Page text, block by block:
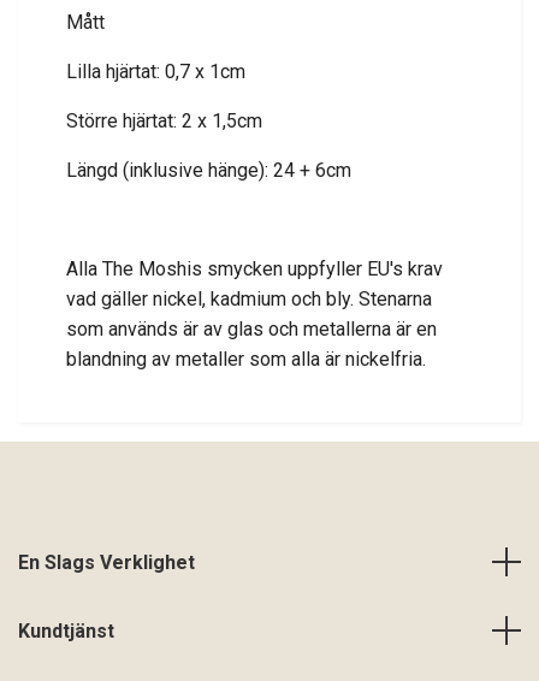
Mått
Lilla hjärtat: 0,7 x 1cm
Större hjärtat: 2 x 1,5cm
Längd (inklusive hänge): 24 + 6cm
Alla The Moshis smycken uppfyller EU's krav
vad gäller nickel, kadmium och bly. Stenarna
som används är av glas och metallerna är en
blandning av metaller som alla är nickelfria.
En Slags Verklighet
Kundtjänst